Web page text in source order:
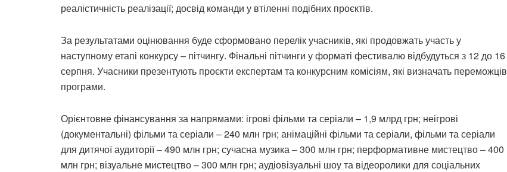
реалістичність реалізації; досвід команди у втіленні подібних проєктів.
За результатами оцінювання буде сформовано перелік учасників, які продовжать участь у
наступному етапі конкурсу – пітчингу. Фінальні пітчинги у форматі фестивалю відбудуться з 12 до 16
серпня. Учасники презентують проєкти експертам та конкурсним комісіям, які визначать переможців
програми.
Орієнтовне фінансування за напрямами: ігрові фільми та серіали – 1,9 млрд грн; неігрові
(документальні) фільми та серіали – 240 млн грн; анімаційні фільми та серіали, фільми та серіали
для дитячої аудиторії – 490 млн грн; сучасна музика – 300 млн грн; перформативне мистецтво – 400
млн грн; візуальне мистецтво – 300 млн грн; аудіовізуальні шоу та відеоролики для соціальних